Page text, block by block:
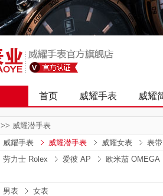
首页 威耀手表 威耀
>> 威耀潜手表
威耀手表 威耀潜手表 威耀女表
表带
劳力士 Rolex 爱彼 AP
欧米茄 OMEGA
男表
女表